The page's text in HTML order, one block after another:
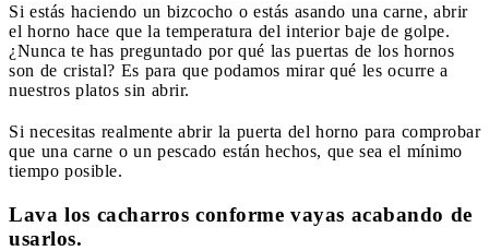
Si estás haciendo un bizcocho o estás asando una carne, abrir
el horno hace que la temperatura del interior baje de golpe.
¿Nunca te has preguntado por qué las puertas de los hornos
son de cristal? Es para que podamos mirar qué les ocurre a
nuestros platos sin abrir.
Si necesitas realmente abrir la puerta del horno para comprobar
que una carne o un pescado están hechos, que sea el mínimo
tiempo posible.
Lava los cacharros conforme vayas acabando de
usarlos.